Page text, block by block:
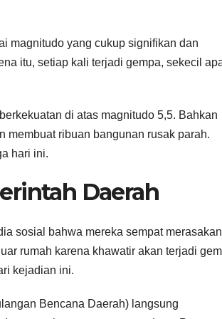
magnitudo yang cukup signifikan dan
itu, setiap kali terjadi gempa, sekecil
di atas magnitudo 5,5. Bahkan
membuat ribuan bangunan rusak parah.
hari ini.
Daerah
sosial bahwa mereka sempat merasakan
rumah karena khawatir akan terjadi
kejadian ini.
Bencana Daerah) langsung